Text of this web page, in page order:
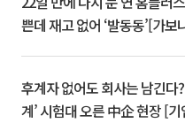
쁜데 재고 없어 ‘발동동’[가보
후계자 없어도 회사는 남긴다
계’ 시험대 오른 中企 현장 [